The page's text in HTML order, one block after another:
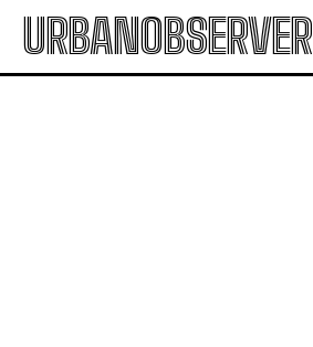
URBANOBSERVER